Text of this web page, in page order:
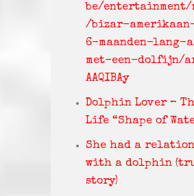
be/entertainment/
/bizar-
6-maanden-lang-
met-een-dolfijn/
AAQIBAy
Dolphin Lover –
Life “Shape of
She had a
with a dolphin
story)